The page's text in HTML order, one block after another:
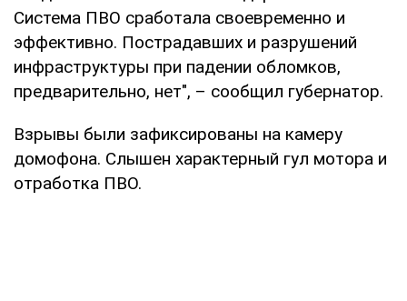
Система ПВО сработала своевременно и
эффективно. Пострадавших и разрушений
инфраструктуры при падении обломков,
предварительно, нет", – сообщил губернатор.
Взрывы были зафиксированы на камеру
домофона. Слышен характерный гул мотора и
отработка ПВО.